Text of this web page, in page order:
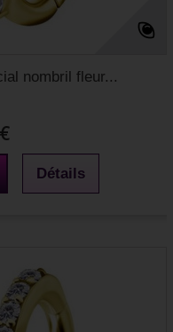
nombril fleur...
Détails